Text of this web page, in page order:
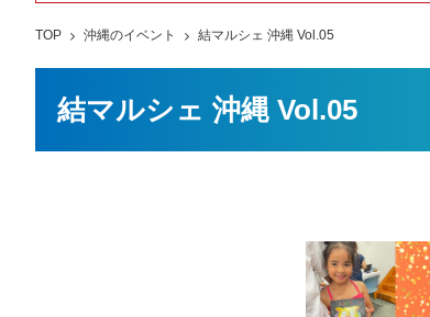
TOP 沖縄のイベント 結マルシェ 沖縄 Vol.05
結マルシェ 沖縄 Vol.05